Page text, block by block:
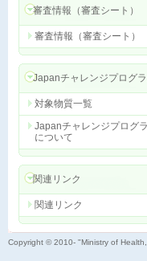
審査情報（審査シート）
審査情報（審査シート）
Japanチャレンジプログ
対象物質一覧
Japanチャレンジプログ
について
関連リンク
関連リンク
Copyright © 2010- "Ministry of